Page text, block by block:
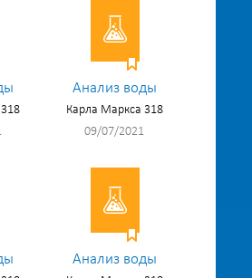
Анализ воды
Карла Маркса 318
09/07/2021
Анализ воды